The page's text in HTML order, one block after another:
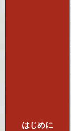
はじめに